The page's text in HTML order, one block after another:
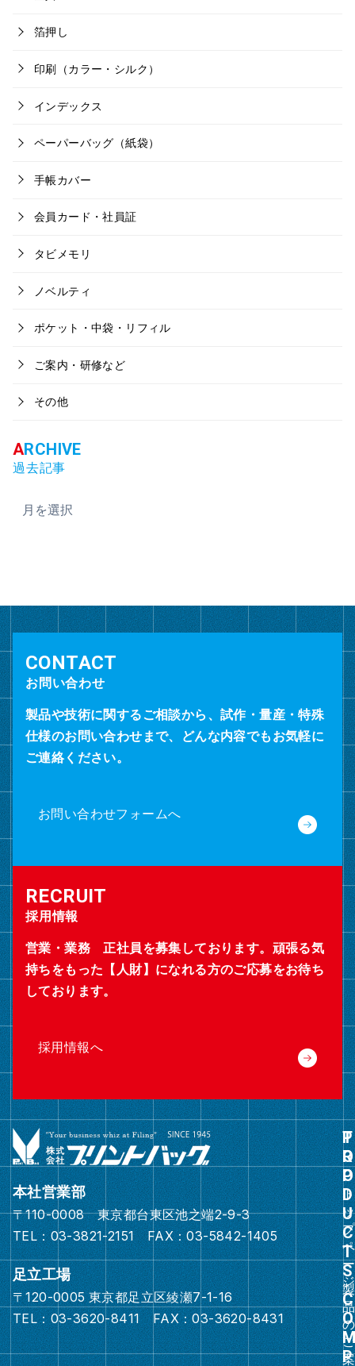
箔押し
印刷（カラー・シルク）
インデックス
ペーパーバッグ（紙袋）
手帳カバー
会員カード・社員証
タビメモリ
ノベルティ
ポケット・中袋・リフィル
ご案内・研修など
その他
過去記事
ー
お問い合わせ
製品や技術に関するご相談から、試作・量産・特殊
仕様のお問い合わせまで、どんな内容でもお気軽に
ご連絡ください。
お問い合わせフォームへ
採用情報
営業・業務 正社員を募集しております。頑張る気
持ちをもった【人財】になれる方のご応募をお待ち
しております。
採用情報へ
本社営業部
〒110-0008 東京都台東区池之端2-9-3
TEL：03-3821-2151 FAX：03-5842-1405
足立工場
〒120-0005 東京都足立区綾瀬7-1-16
TEL：03-3620-8411 FAX：03-3620-8431
ト
ッ
プ
ペ
ー
ジ
グ
ル
ー
プ
リ
ン
ク
グ
ル
ー
製
品
の
ご
案